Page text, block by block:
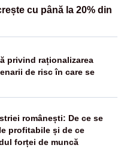
cu până la 20% din
privind raționalizarea
de risc în care se
românești: De ce se
profitabile și de ce
forței de muncă